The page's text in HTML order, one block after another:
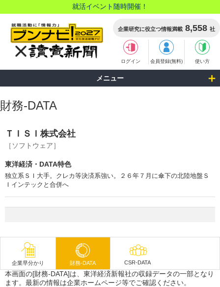
就活イベント随時開催！
企業研究に役立つ情報満載 8,558 社
ログイン 会員登録(無料) 使い方
メニュー
財務-DATA
ＴＩＳＩ株式会社
［ソフトウェア］
東洋経済・DATA特色
独立系ＳＩ大手。クレカ等決済系強い。２６年７月に傘下の北陸地盤Ｓ
Ｉインテックと合併へ
企業早分かり 財務-DATA CSR-DATA
本画面の[財務-DATA]は、東洋経済新報社の収録データの一部となり
ます。最新の情報は企業ホームページ等でご確認ください。